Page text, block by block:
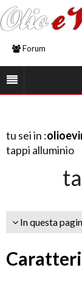
Forum
tu sei in :
tappi alluminio
In questa